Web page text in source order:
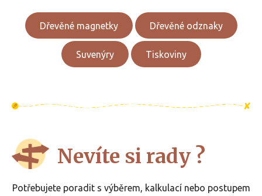
Dřevěné magnetky Dřevěné odznaky
Suvenýry Tiskoviny
Nevíte si rady ?
Potřebujete poradit s výběrem, kalkulací nebo postupem